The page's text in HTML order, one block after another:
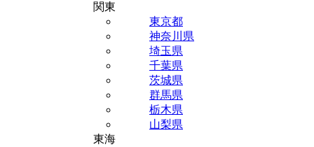
関東
東京都
神奈川県
埼玉県
千葉県
茨城県
群馬県
栃木県
山梨県
東海